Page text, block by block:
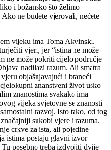
i božansko što želimo
ne budete vjerovali, nećete
vijeku ima Toma Akvinski.
vjeri, jer “istina ne može
ne može pokriti cijelo područje
nadilazi razum. Ali smatra
objašnjavajući i braneći
znanstveni život usko
znanostima svakako ima
vijeka svjetovne se znanosti
razvoj. Isto tako, od tog
sukobi vjere i razuma.
crkve za ista, ali pojedine
istima postaju glavni izvor
posebno treba izdvojiti dvije